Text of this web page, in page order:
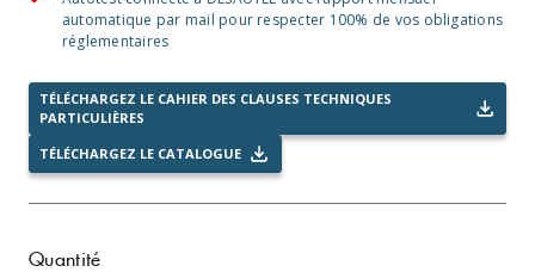
automatique par mail pour respecter 100% de vos obligations
réglementaires
TÉLÉCHARGEZ LE CAHIER DES CLAUSES TECHNIQUES
PARTICULIÈRES
TÉLÉCHARGEZ LE CATALOGUE
Quantité